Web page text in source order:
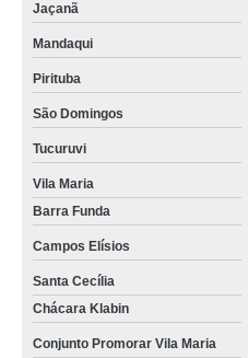
Jaçanã
Mandaqui
Pirituba
São Domingos
Tucuruvi
Vila Maria
Barra Funda
Campos Elísios
Santa Cecília
Chácara Klabin
Conjunto Promorar Vila Maria